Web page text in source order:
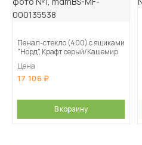
Пенал-стекло (400) с ящиками
"Норд", Крафт серый/Кашемир
Цена
17 106
В корзину